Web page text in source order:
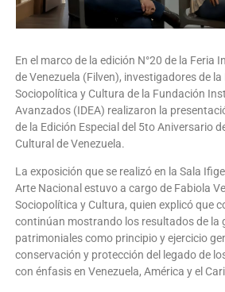
En el marco de la edición N°20 de la Feria
de Venezuela (Filven), investigadores de la
Sociopolítica y Cultura de la Fundación
Avanzados (IDEA) realizaron la
de la Edición Especial del 5to Aniversario
Cultural de Venezuela.
La exposición que se realizó en la Sala
Arte Nacional estuvo a cargo de Fabiola
Sociopolítica y Cultura, quien explicó que
continúan mostrando los resultados de la
patrimoniales como principio y ejercicio
conservación y protección del legado de
con énfasis en Venezuela, América y el